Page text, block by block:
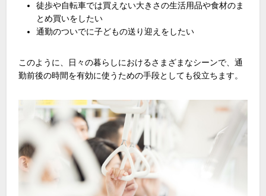
徒歩や自転車では買えない大きさの生活用品や食材のま
とめ買いをしたい
通勤のついでに子どもの送り迎えをしたい
このように、日々の暮らしにおけるさまざまなシーンで、通
勤前後の時間を有効に使うための手段としても役立ちます。